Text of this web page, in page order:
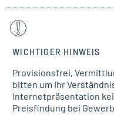
WICHTIGER HINWEIS
Provisionsfrei,
bitten um Ihr
Internetpräsentation
Preisfindung bei